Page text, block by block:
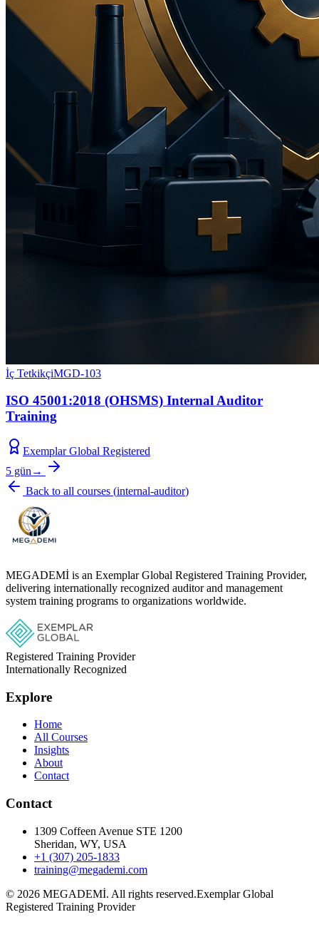
İç TetkikçiMGD-103
ISO 45001:2018 (OHSMS) Internal Auditor
Training
Exemplar Global Registered
5 gün →
Back to all courses (internal-auditor)
MEGADEMİ is an Exemplar Global Registered Training Provider,
delivering internationally recognized auditor and management
system training programs to organizations worldwide.
Registered Training Provider
Internationally Recognized
Explore
Home
All Courses
Insights
About
Contact
Contact
1309 Coffeen Avenue STE 1200
Sheridan, WY, USA
+1 (307) 205-1833
training@megademi.com
© 2026 MEGADEMİ. All rights reserved.Exemplar Global
Registered Training Provider